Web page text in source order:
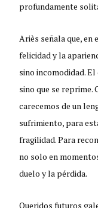
profundamente
Ariès señala que, en
felicidad y la
sino incomodidad.
sino que se reprime.
carecemos de un
sufrimiento, para
fragilidad. Para
no solo en
duelo y la pérdida.
Queridos futuros